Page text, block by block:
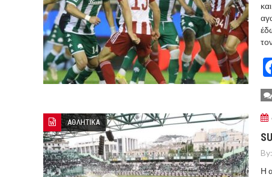
ΑΘΛΗΤΙΚΑ
By:
Η